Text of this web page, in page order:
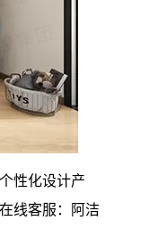
性化设计产
线客服：
阿洁